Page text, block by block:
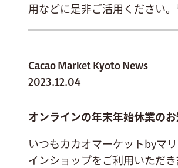
用などに是非ご活用ください
Cacao Market Kyoto News
2023.12.04
オンラインの年末年始休業の
いつもカカオマーケットbyマ
インショップをご利用いただ